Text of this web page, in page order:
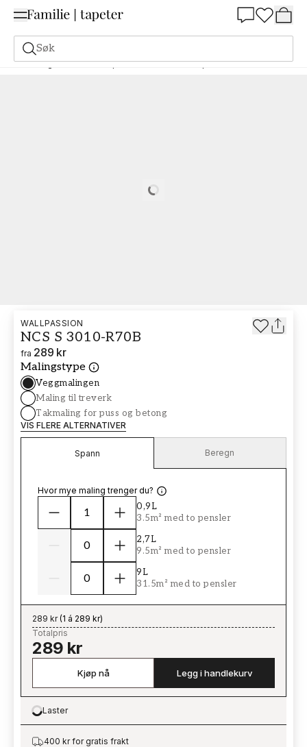
Søk
Maling Bestill basert på NCS Bestill basert på NCS 3010-R70B
Loading…
WALLPASSION
NCS S 3010-R70B
fra 289 kr
Malingstype
Veggmalingen
Maling til treverk
Takmaling for puss og betong
VIS FLERE ALTERNATIVER
Spann Beregn
Hvor mye maling trenger du?
0,9L
3.5m² med to pensler
2,7L
9.5m² med to pensler
9L
31.5m² med to pensler
289 kr(1 á 289 kr)
Totalpris
289 kr
Kjøp nå Legg i handlekurv
Loading…
Laster
400 kr for gratis frakt